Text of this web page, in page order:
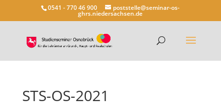
0541 - 770 46 900 poststelle@seminar-os-
ghrs.niedersachsen.de
STS-OS-2021